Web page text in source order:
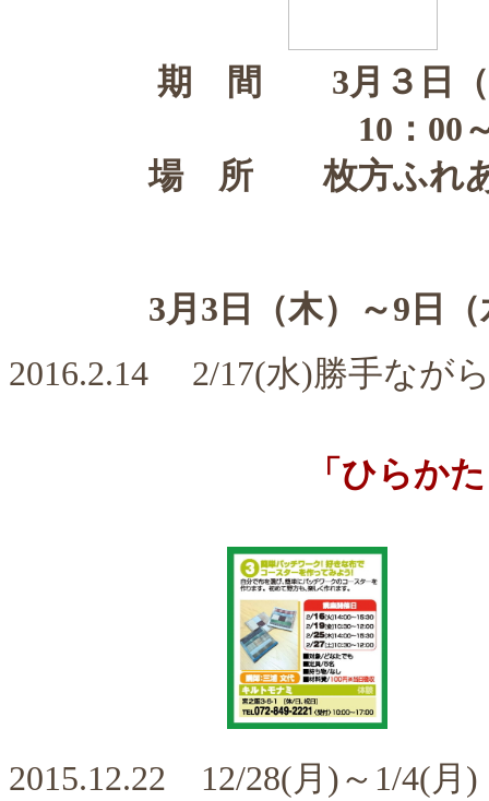
期 間 3月３日（
10：00～18：00（
場 所 枚方ふれあ
3月3日（木）～9日
2016.2.14 2/17(水)勝手なが
「ひらか
2015.12.22 12/28(月)～1/4(月)